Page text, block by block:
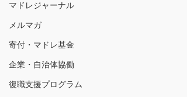
マドレジャーナル
メルマガ
寄付・マドレ基金
企業・自治体協働
復職支援プログラム